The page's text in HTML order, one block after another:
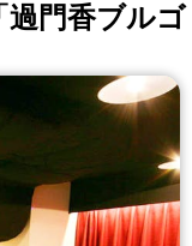
門香ブルゴ